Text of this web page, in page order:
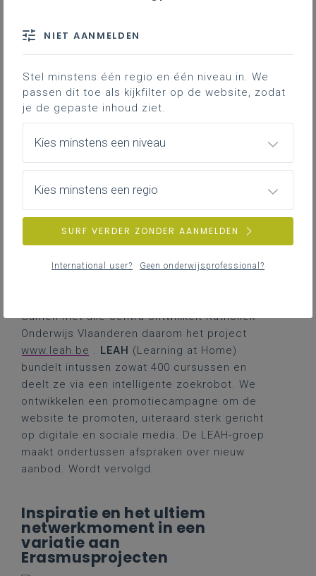
Samen een breed en
gevarieerd aanbod 100 %
afstandsonderwijs
ontwikkelen
Met 100 procent afstandsonderwijs kunnen
nieuwe doelgroep bereiken. De ontwikkeling
van 100 procent afstandsonderwijs is
cvo's traditioneel lokaal en regionaal
georiënteerd. Voor afstandsonderwijs zijn er
Samen met alle centra ontwikkelt Katholiek
Onderwijs Vlaanderen daarom het project
www.leah.be . LEAH (Learning at Home)
bundelt intussen zowat 400 cursussen en
deelt ze via een intelligente zoekrobot. We
ontwikkelen een promotiecampagne om de
website te promoten, uiteraard sterk gericht
op digitale en sociale media. De LEAH-groep
maakt ondertussen afspraken over nieuw
aanbod. Wordt vervolgd.
Inspiratie en het ultiem
netwerkmoment in een
variatie aan
Erasmusprojecten
NIET AANMELDEN
Stel minstens één regio en één niveau in. We
passen dit toe als kijkfilter op de website, zodat
je de gepaste inhoud ziet.
Kies minstens een niveau
Kies minstens een regio
SURF VERDER ZONDER AANMELDEN
International user? Geen onderwijsprofessional?